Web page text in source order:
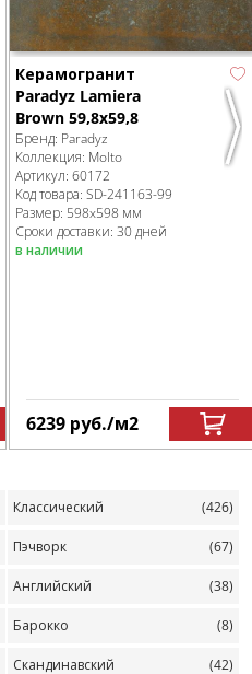
Керамогранит
Paradyz Lamiera
Brown 59,8х59,8
Бренд: Paradyz
Коллекция: Molto
Артикул: 60172
Код товара: SD-241163-99
Размер: 598x598 мм
Сроки доставки: 30 дней
в наличии
6239 руб./м2
Классический (426)
Пэчворк (67)
Английский (38)
Барокко (8)
Скандинавский (42)